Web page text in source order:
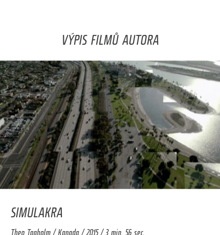
VÝPIS FILMŮ AUTORA
SIMULAKRA
Theo Tagholm / Kanada / 2015 / 3 min. 56 sec.